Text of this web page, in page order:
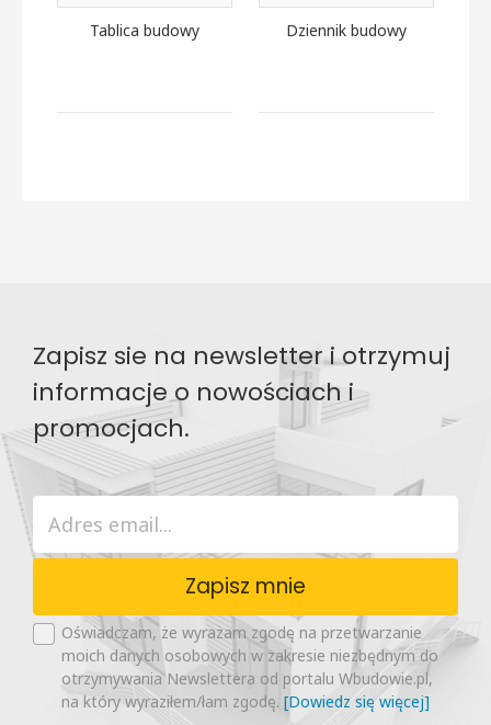
Tablica budowy Dziennik budowy
Zapisz sie na newsletter i otrzymuj
informacje o nowościach i
promocjach.
Zapisz mnie
Oświadczam, że wyrażam zgodę na przetwarzanie
moich danych osobowych w zakresie niezbędnym do
otrzymywania Newslettera od portalu Wbudowie.pl,
na który wyraziłem/łam zgodę. [Dowiedz się więcej]